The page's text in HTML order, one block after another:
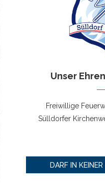
Unser
Freiwillige
Sülldorfer
DARF IN